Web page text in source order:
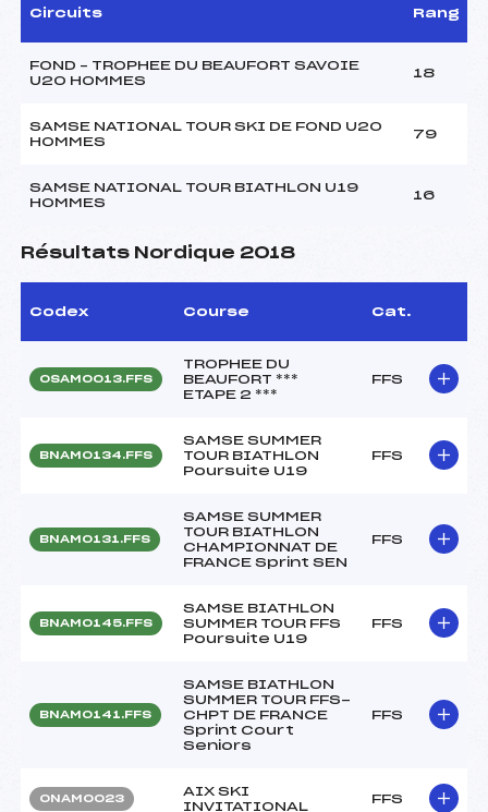
Circuits Rang
FOND – TROPHEE DU BEAUFORT SAVOIE
U20 HOMMES
18
SAMSE NATIONAL TOUR SKI DE FOND U20
HOMMES
79
SAMSE NATIONAL TOUR BIATHLON U19
HOMMES
16
Résultats Nordique 2018
Codex Course Cat.
OSAM0013.FFS
TROPHEE DU
BEAUFORT ***
ETAPE 2 ***
FFS
BNAM0134.FFS
SAMSE SUMMER
TOUR BIATHLON
Poursuite U19
FFS
BNAM0131.FFS
SAMSE SUMMER
TOUR BIATHLON
CHAMPIONNAT DE
FRANCE Sprint SEN
FFS
BNAM0145.FFS
SAMSE BIATHLON
SUMMER TOUR FFS
Poursuite U19
FFS
BNAM0141.FFS
SAMSE BIATHLON
SUMMER TOUR FFS-
CHPT DE FRANCE
Sprint Court
Seniors
FFS
ONAM0023
AIX SKI
INVITATIONAL
FFS